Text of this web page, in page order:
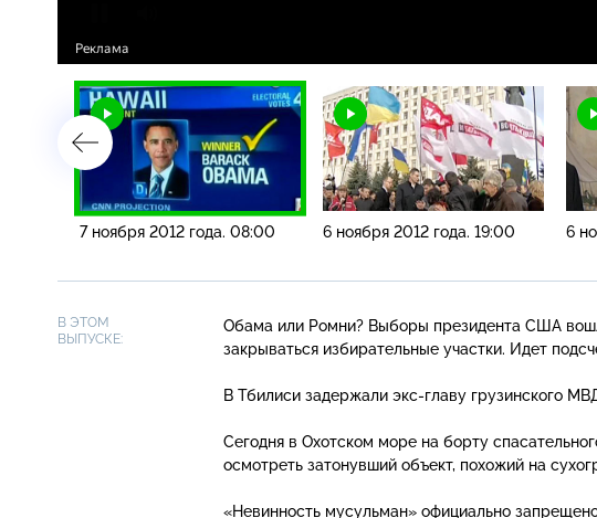
7 ноября 2012 года. 08:00 6 ноября 2012 года. 19:00 6
В ЭТОМ
ВЫПУСКЕ:
Обама или Ромни? Выборы президента США
закрываться избирательные участки. Идет
В Тбилиси задержали экс-главу грузинского
Сегодня в Охотском море на борту
осмотреть затонувший объект, похожий на
«Невинность мусульман» официально